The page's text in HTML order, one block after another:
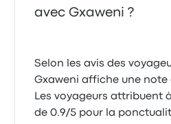
avec Gxaweni ?
Selon les avis des
Gxaweni affiche une note
Les voyageurs attribuent
de 0.9/5 pour la